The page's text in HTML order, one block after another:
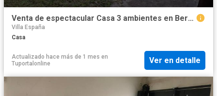
Venta de espectacular Casa 3 ambientes en Berazategui Villa España
Villa España
Casa
Actualizado hace más de 1 mes en
Tuportalonline
Ver en detalle